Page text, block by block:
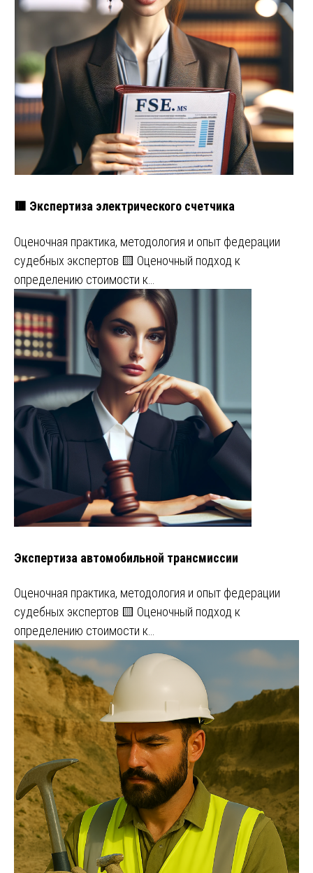
🟥 Экспертиза электрического счетчика
Оценочная практика, методология и опыт федерации
судебных экспертов 🟨 Оценочный подход к
определению стоимости к…
Экспертиза автомобильной трансмиссии
Оценочная практика, методология и опыт федерации
судебных экспертов 🟨 Оценочный подход к
определению стоимости к…